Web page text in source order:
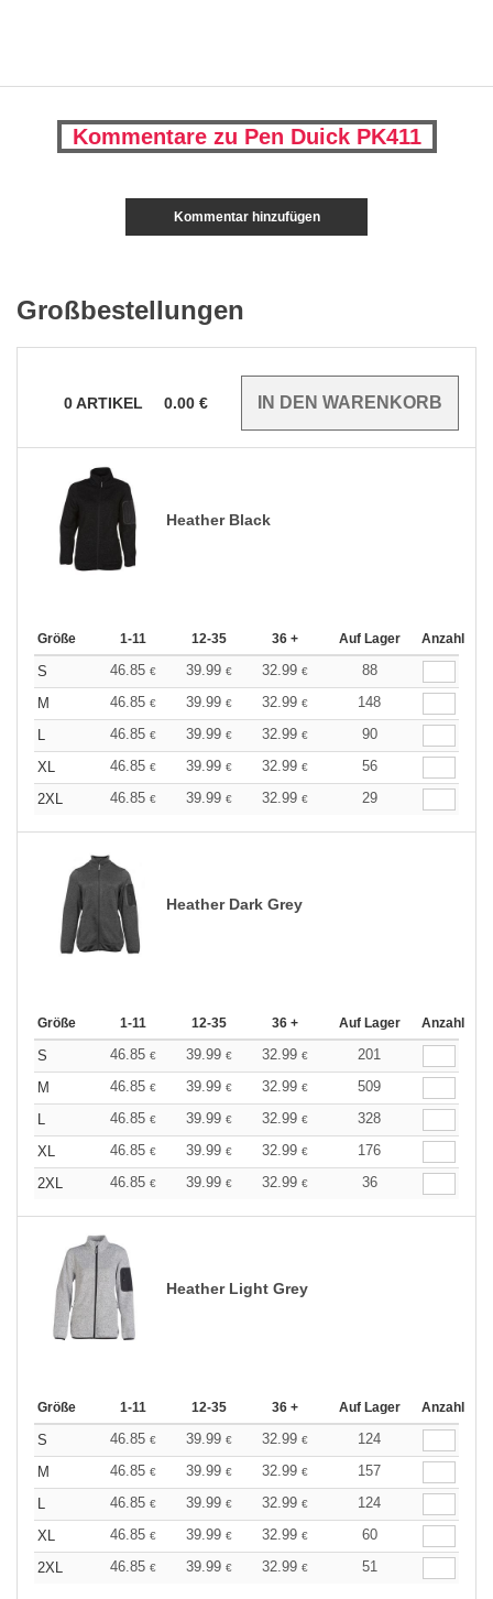
Kommentare zu Pen Duick PK411
Kommentar hinzufügen
Großbestellungen
0ARTIKEL 0.00 €
Heather Black
Größe 1-11 12-35 36 + Auf Lager Anzahl
S 46.85 € 39.99 € 32.99 €
88
M
46.85 € 39.99 € 32.99 €
148
L
46.85 € 39.99 € 32.99 €
90
XL
46.85 € 39.99 € 32.99 €
56
2XL
46.85 € 39.99 € 32.99 € 29
Heather Dark Grey
Größe 1-11 12-35 36 + Auf Lager Anzahl
S 46.85 € 39.99 € 32.99 €
201
M
46.85 € 39.99 € 32.99 €
509
L
46.85 € 39.99 € 32.99 €
328
XL
46.85 € 39.99 € 32.99 €
176
2XL
46.85 € 39.99 € 32.99 € 36
Heather Light Grey
Größe 1-11 12-35 36 + Auf Lager Anzahl
S 46.85 € 39.99 € 32.99 €
124
M
46.85 € 39.99 € 32.99 €
157
L
46.85 € 39.99 € 32.99 €
124
XL
46.85 € 39.99 € 32.99 €
60
2XL
46.85 € 39.99 € 32.99 € 51